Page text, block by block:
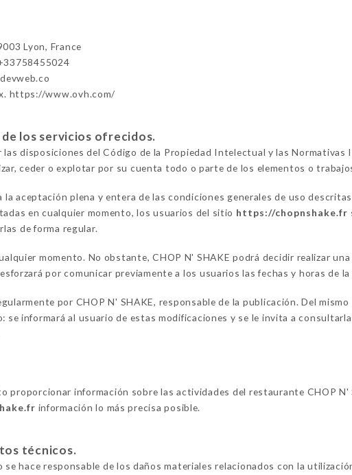
Lyon, France
https://www.ovh.com/
los servicios ofrecidos.
disposiciones del Código de la Propiedad Intelectual y las Normativas
ceder o explotar por su cuenta todo o parte de los elementos o
la aceptación plena y entera de las condiciones generales de uso
en cualquier momento, los usuarios del sitio https://chopnshake.fr
de forma regular.
momento. No obstante, CHOP N' SHAKE podrá decidir realizar
por comunicar previamente a los usuarios las fechas y horas de
por CHOP N' SHAKE, responsable de la publicación. Del mismo
se informará al usuario de estas modificaciones y se le invita a
proporcionar información sobre las actividades del restaurante CHOP N'
información lo más precisa posible.
técnicos.
hace responsable de los daños materiales relacionados con la